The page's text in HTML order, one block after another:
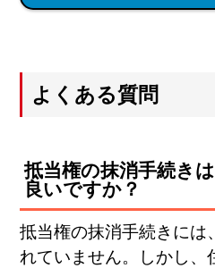
よくある質問
抵当権の抹消手続き
良いですか？
抵当権の抹消手続きには
れていません。しかし、